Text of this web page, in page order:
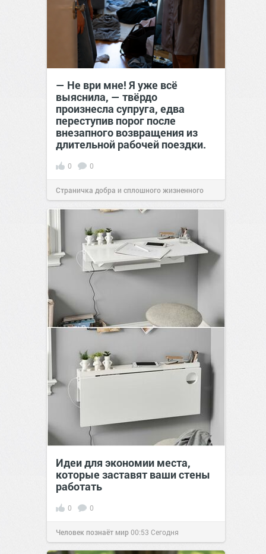
— Не ври мне! Я уже всё
выяснила, — твёрдо
произнесла супруга, едва
переступив порог после
внезапного возвращения из
длительной рабочей поездки.
0 0
Страничка добра и сплошного жизненного
позитива!00:29Сегодня
Идеи для экономии места,
которые заставят ваши стены
работать
0 0
Человек познаёт мир00:53 Сегодня